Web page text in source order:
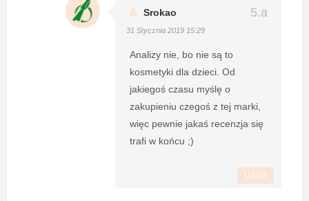
Srokao
31 Stycznia 2019 15:29
Analizy nie, bo nie są to
kosmetyki dla dzieci. Od
jakiegoś czasu myślę o
zakupieniu czegoś z tej marki,
więc pewnie jakaś recenzja się
trafi w końcu ;)
Usuń